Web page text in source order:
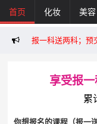
首页 化妆 美容
报一科送两科；预
享受报一
累
你想报名的课程（报一